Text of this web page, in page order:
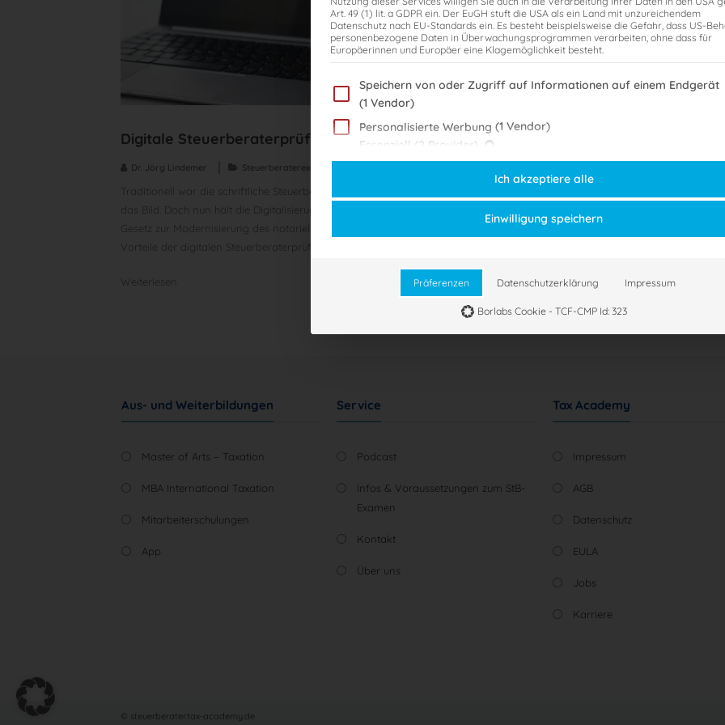
Digitale Steuerberaterprüfung
Dr. Jörg Lindemer Steuerberaterexamen
Traditionell war die schriftliche Steuerberaterprüfung ein Inbegriff für eine analoge Arbeitsweise: Stift und Papier bestimmten
das Bild. Doch nun hält die Digitalisierung auch in den Prüfungsräumen Einzug. Seit dem 1. August 2022 ermöglicht ein neues
Gesetz zur Modernisierung des notariellen Berufsrechts, die schriftliche Steuerberaterprüfung auch elektronisch abzulegen.
Vorteile der digitalen Steuerberaterprüfung Heutzutage sind viele Menschen […]
Weiterlesen
Aus- und Weiterbildungen
Master of Arts – Taxation
MBA International Taxation
Mitarbeiterschulungen
App
Service
Podcast
Infos & Voraussetzungen zum StB-
Examen
Kontakt
Über uns
Tax Academy
Impressum
AGB
Datenschutz
EULA
Jobs
Karriere
© steuerberater.tax-academy.de
Art. 49 (1) lit. a GDPR ein. Der EuGH stuft die USA als ein Land mit unzureichendem
Datenschutz nach EU-Standards ein. Es besteht beispielsweise die Gefahr, dass US-
personenbezogene Daten in Überwachungsprogrammen verarbeiten, ohne dass für
Europäerinnen und Europäer eine Klagemöglichkeit besteht.
Im Folgenden finden Sie eine Liste der Zwecke des IAB Transparency and
Speichern von oder Zugriff auf Informationen auf einem Endgerät
(1 Vendor)
Personalisierte Werbung (1 Vendor)
Es folgt eine Liste der Service-Gruppen, für die eine Einwilligung erteilt werden
Essenziell (2 Provider)
Essenzielle Services ermöglichen grundlegende Funktionen und sind für das
ordnungsgemäße Funktionieren der Website erforderlich.
Statistik (1 Provider)
Statistik-Cookies sammeln Nutzungsdaten, die uns Aufschluss darüber geben, wie
unsere Besucher mit unserer Website umgehen.
personalisierte Werbung anzuzeigen. Sie tun dies, indem sie Besucher über
(1 Provider)
Ich akzeptiere alle
Einwilligung speichern
Präferenzen Datenschutzerklärung Impressum
Borlabs Cookie - TCF-CMP Id: 323